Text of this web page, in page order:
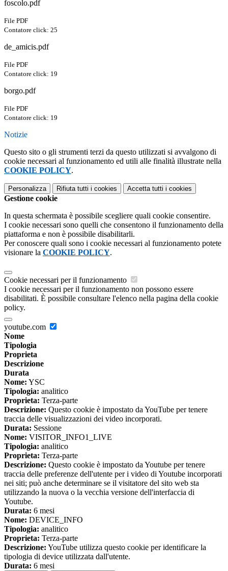
foscolo.pdf
File PDF
Contatore click: 25
de_amicis.pdf
File PDF
Contatore click: 19
borgo.pdf
File PDF
Contatore click: 19
Notizie
Questo sito o gli strumenti terzi da questo utilizzati si avvalgono di
cookie necessari al funzionamento ed utili alle finalità illustrate nella
COOKIE POLICY.
Personalizza Rifiuta tutti i cookies Accetta tutti i cookies
Gestione cookie
In questa schermata è possibile scegliere quali cookie consentire.
I cookie necessari sono quelli che consentono il funzionamento della
piattaforma e non è possibile disabilitarli.
Per conoscere quali sono i cookie necessari al funzionamento potete
visionare la COOKIE POLICY.
Cookie necessari per il funzionamento
I cookie necessari per il funzionamento non possono essere
disabilitati. È possibile consultare l'elenco nella pagina della cookie
policy.
youtube.com
Nome
Tipologia
Proprieta
Descrizione
Durata
Nome: YSC
Tipologia: analitico
Proprieta: Terza-parte
Descrizione: Questo cookie è impostato da YouTube per tenere
traccia delle visualizzazioni dei video incorporati.
Durata: Sessione
Nome: VISITOR_INFO1_LIVE
Tipologia: analitico
Proprieta: Terza-parte
Descrizione: Questo cookie è impostato da Youtube per tenere
traccia delle preferenze dell'utente per i video di Youtube incorporati
nei siti; può anche determinare se il visitatore del sito web sta
utilizzando la nuova o la vecchia versione dell'interfaccia di
Youtube.
Durata: 6 mesi
Nome: DEVICE_INFO
Tipologia: analitico
Proprieta: Terza-parte
Descrizione: YouTube utilizza questo cookie per identificare la
tipologia di device utilizzata dall'utente.
Durata: 6 mesi